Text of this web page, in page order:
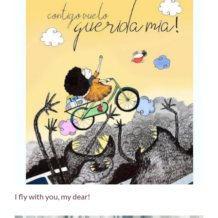
I fly with you, my dear!